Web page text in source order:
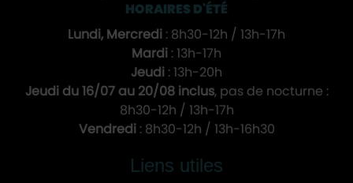
HORAIRES D'ÉTÉ
Lundi, Mercredi : 8h30-12h / 13h-17h
Mardi : 13h-17h
Jeudi : 13h-20h
Jeudi du 16/07 au 20/08 inclus, pas de nocturne :
8h30-12h / 13h-17h
Vendredi : 8h30-12h / 13h-16h30
Liens utiles